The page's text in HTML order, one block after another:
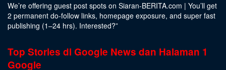
We’re offering guest post spots on Siaran-BERITA.com | You’ll get
2 permanent do-follow links, homepage exposure, and super fast
publishing (1–24 hrs). Interested?”
Top Stories di Google News dan Halaman 1
Google